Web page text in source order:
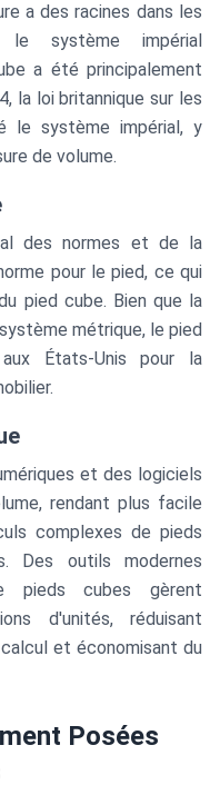
a des racines dans les
le système impérial
a été principalement
la loi britannique sur les
le système impérial, y
de volume.
des normes et de la
pour le pied, ce qui
pied cube. Bien que la
métrique, le pied
États-Unis pour la
et des logiciels
rendant plus facile
complexes de pieds
Des outils modernes
pieds cubes gèrent
d'unités, réduisant
et économisant du
Posées